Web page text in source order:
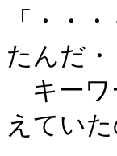
「・・
たんだ・
キーワ
えていた